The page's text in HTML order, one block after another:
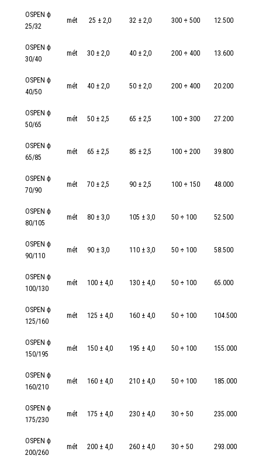
OSPEN ϕ
25/32
mét 25 ± 2,0 32 ± 2,0 300 ÷ 500 12.500
OSPEN ϕ
30/40
mét 30 ± 2,0 40 ± 2,0 200 ÷ 400 13.600
OSPEN ϕ
40/50
mét 40 ± 2,0 50 ± 2,0 200 ÷ 400 20.200
OSPEN ϕ
50/65
mét 50 ± 2,5 65 ± 2,5 100 ÷ 300 27.200
OSPEN ϕ
65/85
mét 65 ± 2,5 85 ± 2,5 100 ÷ 200 39.800
OSPEN ϕ
70/90
mét 70 ± 2,5 90 ± 2,5 100 ÷ 150 48.000
OSPEN ϕ
80/105
mét 80 ± 3,0 105 ± 3,0 50 ÷ 100 52.500
OSPEN ϕ
90/110
mét 90 ± 3,0 110 ± 3,0 50 ÷ 100 58.500
OSPEN ϕ
100/130
mét 100 ± 4,0 130 ± 4,0 50 ÷ 100 65.000
OSPEN ϕ
125/160
mét 125 ± 4,0 160 ± 4,0 50 ÷ 100 104.500
OSPEN ϕ
150/195
mét 150 ± 4,0 195 ± 4,0 50 ÷ 100 155.000
OSPEN ϕ
160/210
mét 160 ± 4,0 210 ± 4,0 50 ÷ 100 185.000
OSPEN ϕ
175/230
mét 175 ± 4,0 230 ± 4,0 30 ÷ 50 235.000
OSPEN ϕ
200/260
mét 200 ± 4,0 260 ± 4,0 30 ÷ 50 293.000